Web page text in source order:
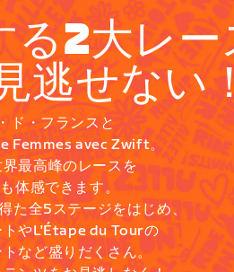
る2大レー
逃せない
ド・フランスと
Femmes avec Zwift。
最高峰のレースを
体感できます。
た全5ステージをはじめ、
やL'Étape du Tourの
など盛りだくさん。